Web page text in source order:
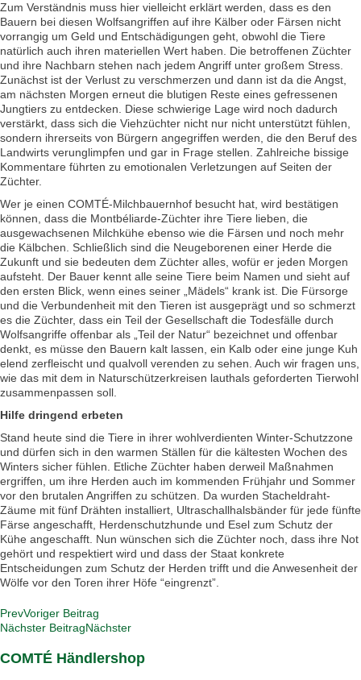
Zum Verständnis muss hier vielleicht erklärt werden, dass es den
Bauern bei diesen Wolfsangriffen auf ihre Kälber oder Färsen nicht
vorrangig um Geld und Entschädigungen geht, obwohl die Tiere
natürlich auch ihren materiellen Wert haben. Die betroffenen Züchter
und ihre Nachbarn stehen nach jedem Angriff unter großem Stress.
Zunächst ist der Verlust zu verschmerzen und dann ist da die Angst,
am nächsten Morgen erneut die blutigen Reste eines gefressenen
Jungtiers zu entdecken. Diese schwierige Lage wird noch dadurch
verstärkt, dass sich die Viehzüchter nicht nur nicht unterstützt fühlen,
sondern ihrerseits von Bürgern angegriffen werden, die den Beruf des
Landwirts verunglimpfen und gar in Frage stellen. Zahlreiche bissige
Kommentare führten zu emotionalen Verletzungen auf Seiten der
Züchter.
Wer je einen COMTÉ-Milchbauernhof besucht hat, wird bestätigen
können, dass die Montbéliarde-Züchter ihre Tiere lieben, die
ausgewachsenen Milchkühe ebenso wie die Färsen und noch mehr
die Kälbchen. Schließlich sind die Neugeborenen einer Herde die
Zukunft und sie bedeuten dem Züchter alles, wofür er jeden Morgen
aufsteht. Der Bauer kennt alle seine Tiere beim Namen und sieht auf
den ersten Blick, wenn eines seiner „Mädels“ krank ist. Die Fürsorge
und die Verbundenheit mit den Tieren ist ausgeprägt und so schmerzt
es die Züchter, dass ein Teil der Gesellschaft die Todesfälle durch
Wolfsangriffe offenbar als „Teil der Natur“ bezeichnet und offenbar
denkt, es müsse den Bauern kalt lassen, ein Kalb oder eine junge Kuh
elend zerfleischt und qualvoll verenden zu sehen. Auch wir fragen uns,
wie das mit dem in Naturschützerkreisen lauthals geforderten Tierwohl
zusammenpassen soll.
Hilfe dringend erbeten
Stand heute sind die Tiere in ihrer wohlverdienten Winter-Schutzzone
und dürfen sich in den warmen Ställen für die kältesten Wochen des
Winters sicher fühlen. Etliche Züchter haben derweil Maßnahmen
ergriffen, um ihre Herden auch im kommenden Frühjahr und Sommer
vor den brutalen Angriffen zu schützen. Da wurden Stacheldraht-
Zäume mit fünf Drähten installiert, Ultraschallhalsbänder für jede fünfte
Färse angeschafft, Herdenschutzhunde und Esel zum Schutz der
Kühe angeschafft. Nun wünschen sich die Züchter noch, dass ihre Not
gehört und respektiert wird und dass der Staat konkrete
Entscheidungen zum Schutz der Herden trifft und die Anwesenheit der
Wölfe vor den Toren ihrer Höfe “eingrenzt”.
PrevVoriger Beitrag
Nächster BeitragNächster
COMTÉ Händlershop